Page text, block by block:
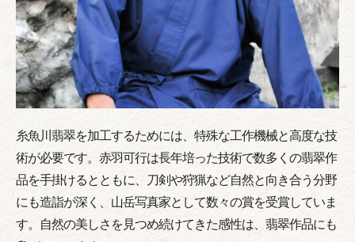
糸魚川翡翠を加工するためには、特殊な工作機械と高度な技
術が必要です。赤羽可行は長年培った技術で数多くの翡翠作
品を手掛けるとともに、刀剣や狩猟など自然と向き合う分野
にも造詣が深く、山岳写真家として数々の賞を受賞していま
す。自然の美しさを見つめ続けてきた感性は、翡翠作品にも